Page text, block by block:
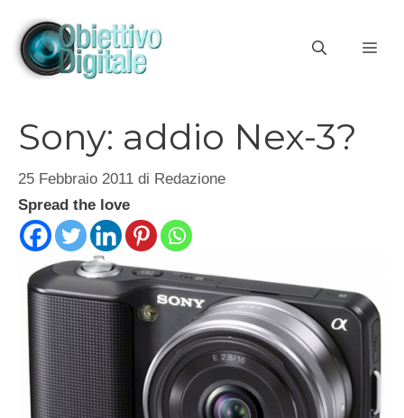
contenuto
Sony: addio Nex-3?
25 Febbraio 2011 di Redazione
Spread the love